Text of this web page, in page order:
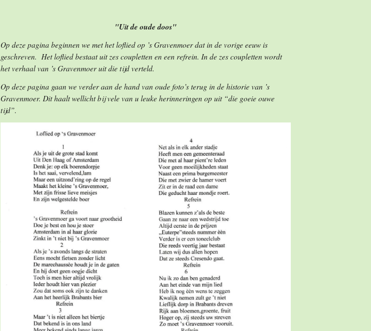
"Uit de oude doos"
Op deze pagina beginnen we met het loflied op ’s Gravenmoerdat in de vorige eeuw is
geschreven. Het loflied bestaat uit zes coupletten en een refrein. In de zes coupletten wordt
het verhaal van ’s Gravenmoer uit die tijd verteld.
Op deze pagina gaan we verder aan de hand van oude foto’s terug in de historie van ’s
Gravenmoer. Dit haalt wellicht bij vele van u leuke herinneringen op uit “die goeie ouwe
tijd”.